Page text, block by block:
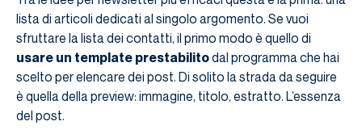
lista di articoli dedicati al singolo argomento. Se vuoi
sfruttare la lista dei contatti, il primo modo è quello di
usare un template prestabilitodal programma che hai
scelto per elencare dei post. Di solito la strada da seguire
è quella della preview: immagine, titolo, estratto. L’essenza
del post.